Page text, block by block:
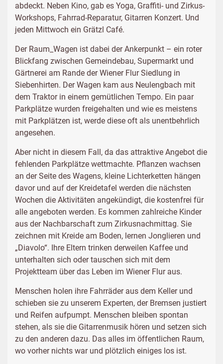
abdeckt. Neben Kino, gab es Yoga, Graffiti- und Zirkus-
Workshops, Fahrrad-Reparatur, Gitarren Konzert. Und
jeden Mittwoch ein Grätzl Café.
Der Raum_Wagen ist dabei der Ankerpunkt – ein roter
Blickfang zwischen Gemeindebau, Supermarkt und
Gärtnerei am Rande der Wiener Flur Siedlung in
Siebenhirten. Der Wagen kam aus Neulengbach mit
dem Traktor in einem gemütlichen Tempo. Ein paar
Parkplätze wurden freigehalten und wie es meistens
mit Parkplätzen ist, werde diese oft als unentbehrlich
angesehen.
Aber nicht in diesem Fall, da das attraktive Angebot die
fehlenden Parkplätze wettmachte. Pflanzen wachsen
an der Seite des Wagens, kleine Lichterketten hängen
davor und auf der Kreidetafel werden die nächsten
Wochen die Aktivitäten angekündigt, die kostenfrei für
alle angeboten werden. Es kommen zahlreiche Kinder
aus der Nachbarschaft zum Zirkusnachmittag. Sie
zeichnen mit Kreide am Boden, lernen Jonglieren und
„Diavolo“. Ihre Eltern trinken derweilen Kaffee und
unterhalten sich oder tauschen sich mit dem
Projektteam über das Leben im Wiener Flur aus.
Menschen holen ihre Fahrräder aus dem Keller und
schieben sie zu unserem Experten, der Bremsen justiert
und Reifen aufpumpt. Menschen bleiben spontan
stehen, als sie die Gitarrenmusik hören und setzen sich
zu den anderen dazu. Das alles im öffentlichen Raum,
wo vorher nichts war und plötzlich einiges los ist.